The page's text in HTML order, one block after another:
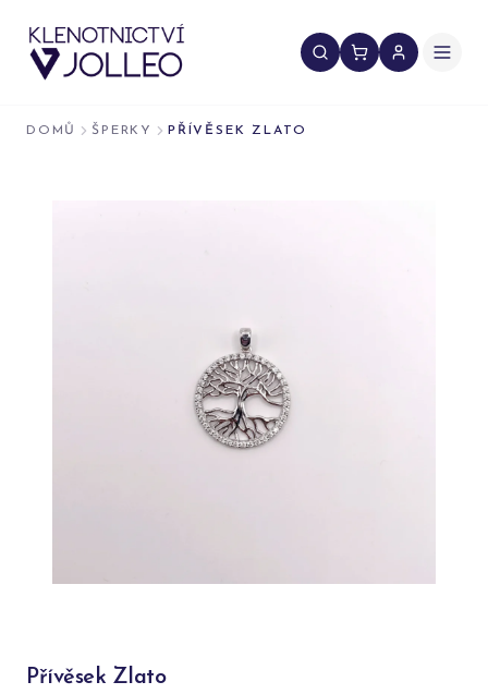
DOMŮ ŠPERKY PŘÍVĚSEK ZLATO
Přívěsek Zlato